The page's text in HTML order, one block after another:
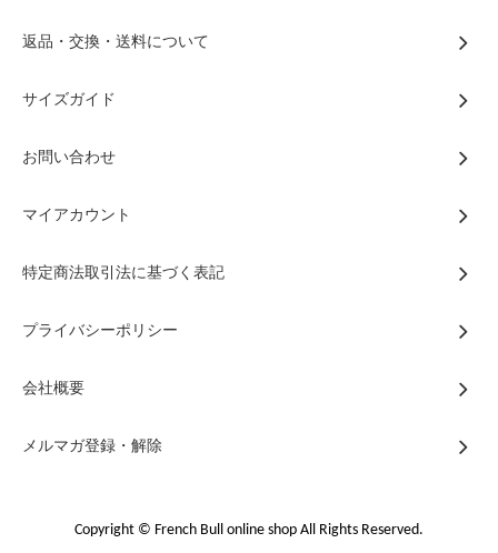
返品・交換・送料について
サイズガイド
お問い合わせ
マイアカウント
特定商法取引法に基づく表記
プライバシーポリシー
会社概要
メルマガ登録・解除
Copyright © French Bull online shop All Rights Reserved.